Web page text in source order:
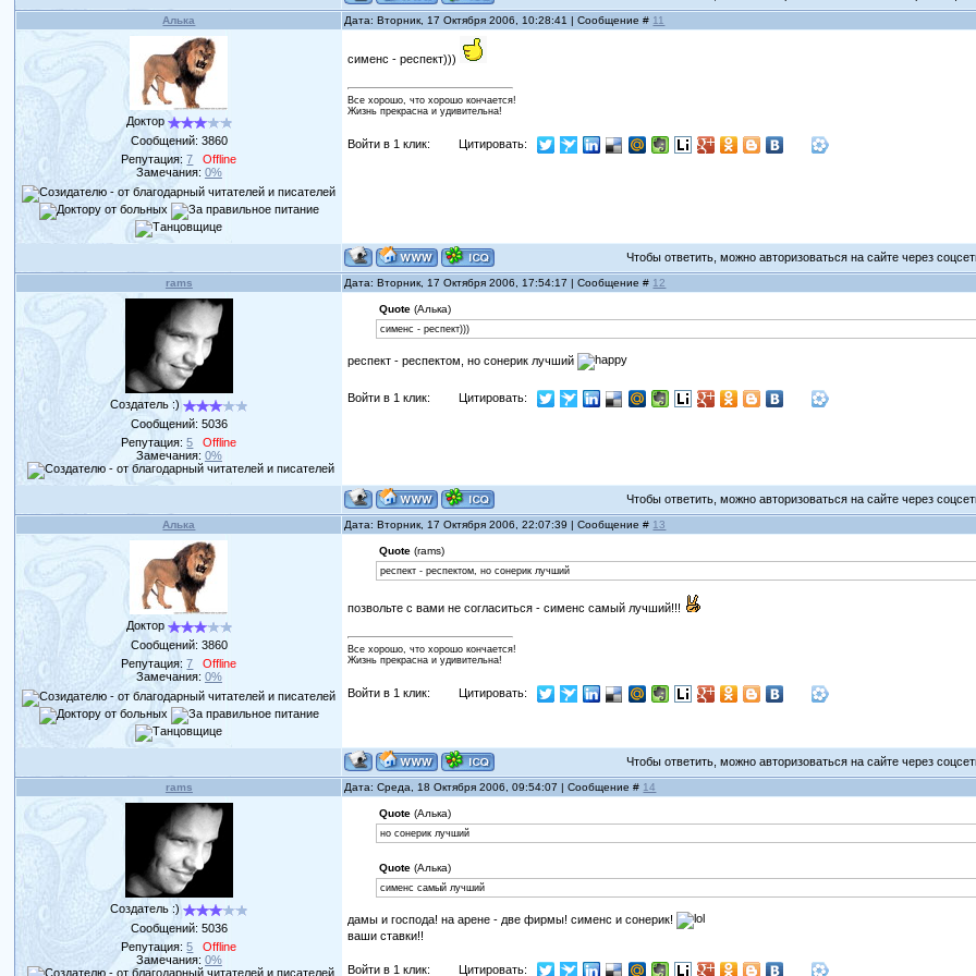
Алька Дата: Вторник, 17 Октября 2006, 10:28:41 | Сообщение # 11
Доктор
Сообщений: 3860
Репутация:7
Offline
Замечания: 0%
сименс - респект)))
Все хорошо, что хорошо кончается!
Жизнь прекрасна и удивительна!
Войти в 1 клик: Цитировать:
Чтобы ответить, можно авторизоваться на сайте через
rams Дата: Вторник, 17 Октября 2006, 17:54:17 | Сообщение # 12
Создатель :)
Сообщений: 5036
Репутация:5
Offline
Замечания: 0%
Quote (Алька)
сименс - респект)))
респект - респектом, но сонерик лучший
Войти в 1 клик: Цитировать:
Чтобы ответить, можно авторизоваться на сайте через
Алька Дата: Вторник, 17 Октября 2006, 22:07:39 | Сообщение # 13
Доктор
Сообщений: 3860
Репутация:7
Offline
Замечания: 0%
Quote (rams)
респект - респектом, но сонерик лучший
позвольте с вами не согласиться - сименс самый лучший!!!
Все хорошо, что хорошо кончается!
Жизнь прекрасна и удивительна!
Войти в 1 клик: Цитировать:
Чтобы ответить, можно авторизоваться на сайте через
rams Дата: Среда, 18 Октября 2006, 09:54:07 | Сообщение # 14
Создатель :)
Сообщений: 5036
Репутация:5
Offline
Замечания: 0%
Quote (Алька)
но сонерик лучший
Quote (Алька)
сименс самый лучший
дамы и господа! на арене - две фирмы! сименс и сонерик!
ваши ставки!!
Войти в 1 клик: Цитировать: